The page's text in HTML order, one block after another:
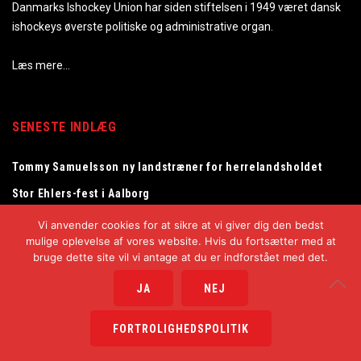
Danmarks Ishockey Union har siden stiftelsen i 1949 været dansk
ishockeys øverste politiske og administrative organ.
Læs mere…
SENESTE INDLÆG
Tommy Samuelsson ny landstræner for herrelandsholdet
Stor Ehlers-fest i Aalborg
Fantastisk Stanley Cup-fejring af Frederik Andersen i
Herning
Copyright © 2025
Vi anvender cookies for at sikre at vi giver dig den bedst
mulige oplevelse af vores website. Hvis du fortsætter med at
bruge dette site vil vi antage at du er indforstået med det.
JA NEJ
FORTROLIGHEDSPOLITIK